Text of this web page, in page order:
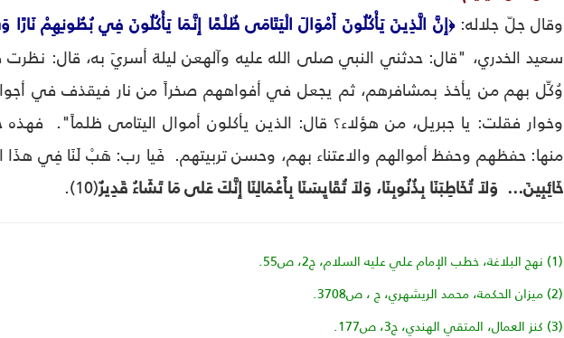
وقال جلّ جلاله:﴿إِنَّ الَّذِينَ يَأْكُلُونَ أَمْوَالَ الْيَتَامَى ظُلْمًا إِنَّمَا يَأْكُلُونَ فِي بُطُونِهِمْ
سعيد الخدري، "قال: حدثني النبي صلى الله عليه وآلهعن ليلة أسريَ به، قال:
وُكِّل بهم من يأخذ بمشافرهم، ثم يجعل في أفواههم صخراً من نار فيقذف في
وخوار فقلت: يا جبريل، من هؤلاء؟ قال: الذين يأكلون أموال اليتامى ظلماً". فهذه
منها: حفظهم وحفظ أموالهم والاعتناء بهم، وحسن تربيتهم. فَيا رب: هَبْ لَنَا فِي هذَا
خَائِبِينَ... وَلاَ تُخَاطِبَنَا بِذُنُوبِنَا، وَلاَ تُقَايِسَنَا بِأَعْمَالِنَا إِنَّكَ عَلى مَا تَشَاءُ قَدِيرٌ(10).
(1) نهج البلاغة، خطب الإمام علي عليه السلام، ج2، ص55.
(2) ميزان الحكمة، محمد الريشهري، ج ، ص3708.
(3) كنز العمال، المتقي الهندي، ج3، ص177.